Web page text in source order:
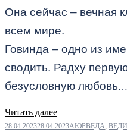
Она сейчас – вечная
всем мире.
Говинда – одно из
сводить. Радху
безусловную любовь…
Читать далее
28.04.202328.04.2023АЮРВЕДА,